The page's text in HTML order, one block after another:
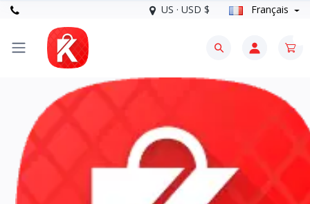
US · USD $ Français